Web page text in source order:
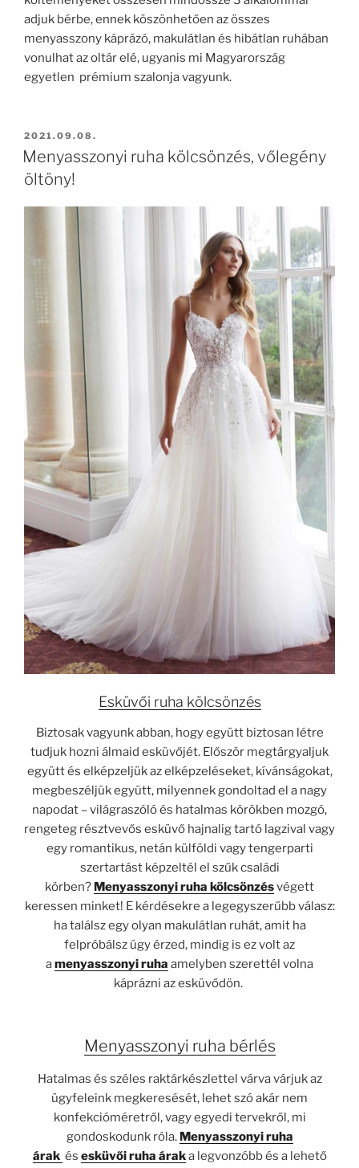
adjuk bérbe, ennek köszönhetően az összes
menyasszony káprázó, makulátlan és hibátlan ruhában
vonulhat az oltár elé, ugyanis mi Magyarország
egyetlen prémium szalonja vagyunk.
BEKÜLDVE:
2021.09.08.
Menyasszonyi ruha kölcsönzés, vőlegény
öltöny!
Esküvői ruha kölcsönzés
Biztosak vagyunk abban, hogy együtt biztosan létre
tudjuk hozni álmaid esküvőjét. Először megtárgyaljuk
együtt és elképzeljük az elképzeléseket, kívánságokat,
megbeszéljük együtt, milyennek gondoltad el a nagy
napodat – világraszóló és hatalmas körökben mozgó,
rengeteg résztvevős esküvő hajnalig tartó lagzival vagy
egy romantikus, netán külföldi vagy tengerparti
szertartást képzeltél el szűk családi
körben? Menyasszonyi ruha kölcsönzésvégett
keressen minket! E kérdésekre a legegyszerűbb válasz:
ha találsz egy olyan makulátlan ruhát, amit ha
felpróbálsz úgy érzed, mindig is ez volt az
amenyasszonyi ruha amelyben szerettél volna
káprázni az esküvődön.
Menyasszonyi ruha bérlés
Hatalmas és széles raktárkészlettel várva várjuk az
ügyfeleink megkeresését, lehet szó akár nem
konfekcióméretről, vagy egyedi tervekről, mi
gondoskodunk róla. Menyasszonyi ruha
árak és esküvői ruha áraka legvonzóbb és a lehető